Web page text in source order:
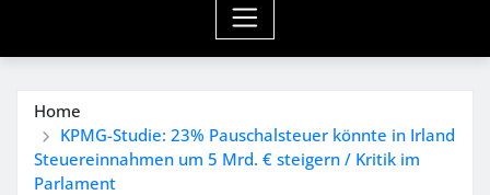
Home
KPMG-Studie: 23% Pauschalsteuer könnte in Irland
Steuereinnahmen um 5 Mrd. € steigern / Kritik im
Parlament